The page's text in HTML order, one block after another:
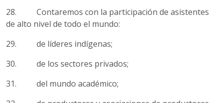
28. Contaremos con la participación de asistentes
de alto nivel de todo el mundo:
29. de líderes indígenas;
30. de los sectores privados;
31. del mundo académico;